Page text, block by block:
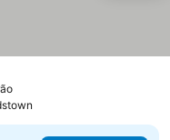
Ver preços